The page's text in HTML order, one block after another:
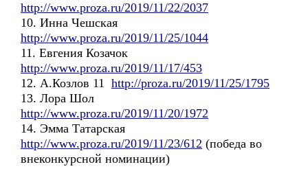
http://www.proza.ru/2019/11/22/2037
10. Инна Чешская
http://www.proza.ru/2019/11/25/1044
11. Евгения Козачок
http://www.proza.ru/2019/11/17/453
12. А.Козлов 11 http://proza.ru/2019/11/25/1795
13. Лора Шол
http://www.proza.ru/2019/11/20/1972
14. Эмма Татарская
http://www.proza.ru/2019/11/23/612 (победа во
внеконкурсной номинации)